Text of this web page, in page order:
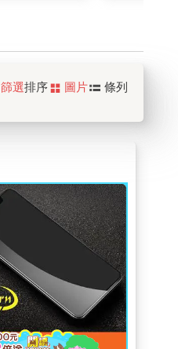
篩選排序 圖片 條列